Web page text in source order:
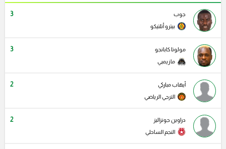
جوب 3
بيترو أتلتيكو
مولوتا كابانجو 3
مازيمبي
أيهاب مباركي 2
الترجي الرياضي
دراوين جونزاليز 2
النجم الساحلي